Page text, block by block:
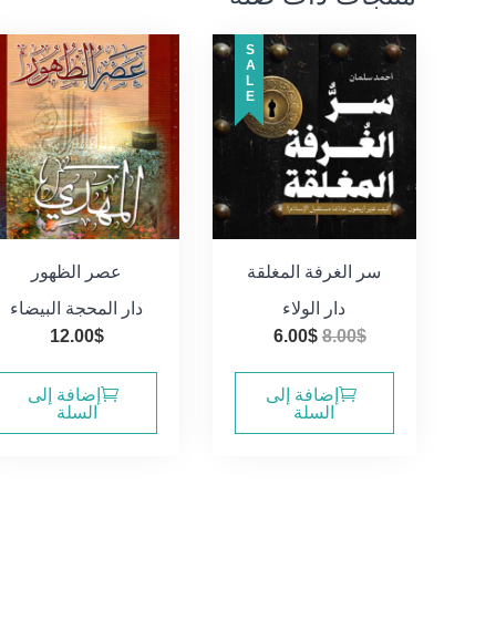
SALE
سر الغرفة المغلقة
دار الولاء
8.00$
السعر
هو:
8.00$.
6.00$
إضافة إلى
السلة
عصر الظهور
دار المحجة البيضاء
12.00$
إضافة إلى
السلة